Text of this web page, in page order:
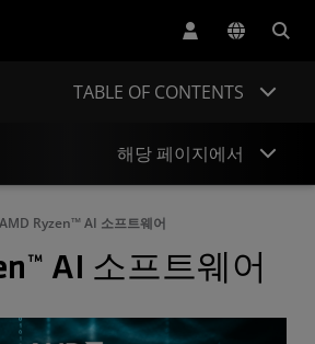
TABLE OF CONTENTS
AMD Ryzen™ AI 소프트웨어
AI 소프트웨어
해당 페이지에서
개발 흐름
시작하기